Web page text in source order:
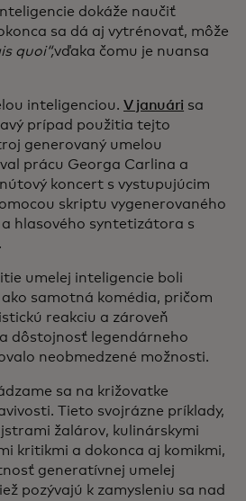
dokáže naučiť
sa dá aj vytrénovať, môže
quoi“,vďaka čomu je nuansa
inteligenciou. V januári sa
prípad použitia tejto
generovaný umelou
prácu Georga Carlina a
koncert s vystupujúcim
skriptu vygenerovaného
hlasového syntetizátora s
umelej inteligencie boli
samotná komédia, pričom
reakciu a zároveň
dôstojnosť legendárneho
neobmedzené možnosti.
sa na križovatke
Tieto svojrázne príklady,
žalárov, kulinárskymi
kritikmi a dokonca aj komikmi,
generatívnej umelej
pozývajú k zamysleniu sa nad